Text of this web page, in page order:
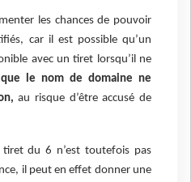
les chances de pouvoir
car il est possible qu’un
avec un tiret lorsqu’il ne
le nom de domaine ne
au risque d’être accusé de
du 6 n’est toutefois pas
il peut en effet donner une